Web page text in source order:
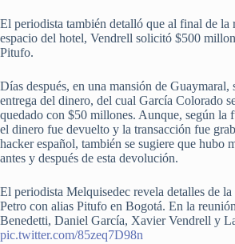
El periodista también detalló que al final de la
espacio del hotel, Vendrell solicitó $500
Pitufo.
Días después, en una mansión de Guaymaral,
entrega del dinero, del cual García Colorado
quedado con $50 millones. Aunque, según la
el dinero fue devuelto y la transacción fue
hacker español, también se sugiere que hubo
antes y después de esta devolución.
El periodista Melquisedec revela detalles de
Petro con alias Pitufo en Bogotá. En la
Benedetti, Daniel García, Xavier Vendrell y
pic.twitter.com/85zeq7D98n